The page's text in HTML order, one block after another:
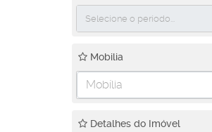
Mobilia
Mobília
Detalhes do Imóvel